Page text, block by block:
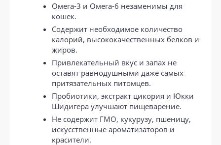
Омега-3 и Омега-6 незаменимы для
кошек.
Содержит необходимое количество
калорий, высококачественных белков и
жиров.
Привлекательный вкус и запах не
оставят равнодушными даже самых
притязательных питомцев.
Пробиотики, экстракт цикория и Юкки
Шидигера улучшают пищеварение.
Не содержит ГМО, кукурузу, пшеницу,
искусственные ароматизаторов и
красители.